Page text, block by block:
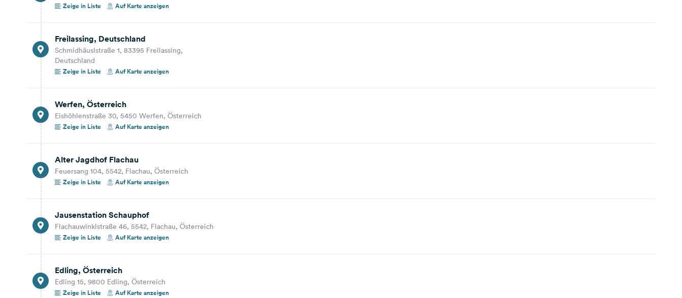
Auf Karte anzeigen
Edling, Österreich
Edling 15, 9800 Edling, Österreich
Villach, Österreich
Via Vittorio Veneto, 254, 33018 Tarvisio UD, Italien
Auf Karte anzeigen
Gemona, Italien
Via Campo, 129, 33013 Gemona UD, Italien
Zeige in Liste
Auf Karte anzeigen
Freilassing, Deutschland
Schmidhäuslstraße 1, 83395 Freilassing,
Deutschland
Zeige in Liste
Auf Karte anzeigen
Werfen, Österreich
Eishöhlenstraße 30, 5450 Werfen, Österreich
Zeige in Liste
Auf Karte anzeigen
Alter Jagdhof Flachau
Feuersang 104, 5542, Flachau, Österreich
Zeige in Liste
Auf Karte anzeigen
Jausenstation Schauphof
Flachauwinklstraße 46, 5542, Flachau, Österreich
Zeige in Liste
Auf Karte anzeigen
Edling, Österreich
Edling 15, 9800 Edling, Österreich
Zeige in Liste
Auf Karte anzeigen